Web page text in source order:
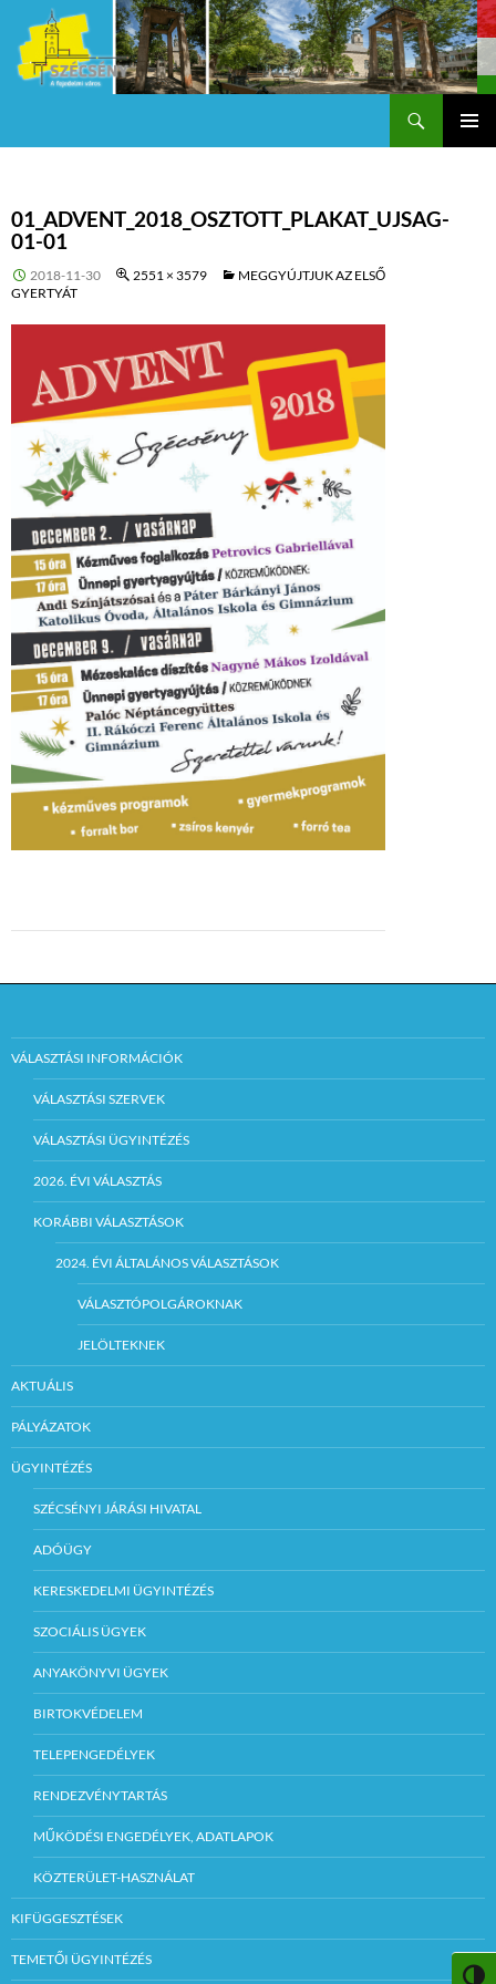
01_ADVENT_2018_OSZTOTT_PLAKAT_UJSAG-
01-01
2018-11-30 2551 × 3579
MEGGYÚJTJUK AZ ELSŐ
GYERTYÁT
VÁLASZTÁSI INFORMÁCIÓK
VÁLASZTÁSI SZERVEK
VÁLASZTÁSI ÜGYINTÉZÉS
2026. ÉVI VÁLASZTÁS
KORÁBBI VÁLASZTÁSOK
2024. ÉVI ÁLTALÁNOS VÁLASZTÁSOK
VÁLASZTÓPOLGÁROKNAK
JELÖLTEKNEK
AKTUÁLIS
PÁLYÁZATOK
ÜGYINTÉZÉS
SZÉCSÉNYI JÁRÁSI HIVATAL
ADÓÜGY
KERESKEDELMI ÜGYINTÉZÉS
SZOCIÁLIS ÜGYEK
ANYAKÖNYVI ÜGYEK
BIRTOKVÉDELEM
TELEPENGEDÉLYEK
RENDEZVÉNYTARTÁS
MŰKÖDÉSI ENGEDÉLYEK, ADATLAPOK
KÖZTERÜLET-HASZNÁLAT
KIFÜGGESZTÉSEK
TEMETŐI ÜGYINTÉZÉS